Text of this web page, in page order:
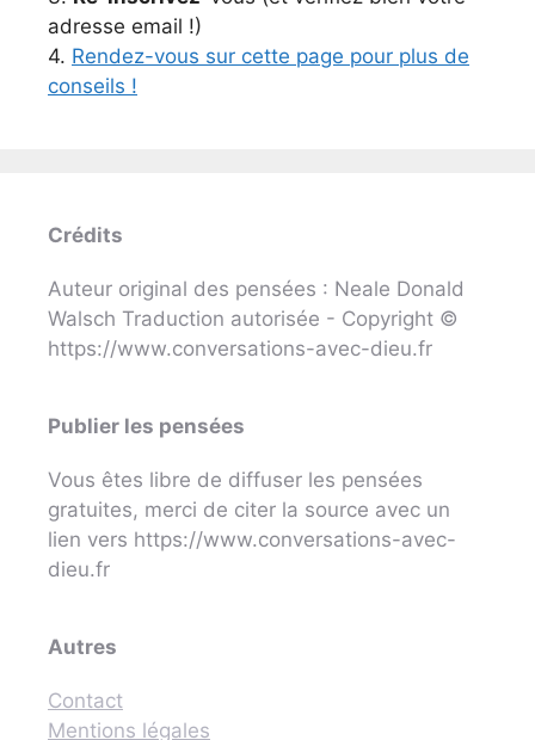
adresse email !)
4. Rendez-vous sur cette page pour plus de
conseils !
Crédits
Auteur original des pensées : Neale Donald
Walsch Traduction autorisée - Copyright ©
https://www.conversations-avec-dieu.fr
Publier les pensées
Vous êtes libre de diffuser les pensées
gratuites, merci de citer la source avec un
lien vers https://www.conversations-avec-
dieu.fr
Autres
Contact
Mentions légales